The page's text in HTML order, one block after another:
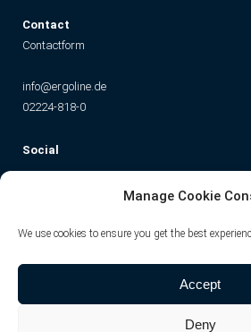
Manage Cookie
We use cookies to ensure you get the best
Accept
Deny
Contact
Contactform
info@ergoline.de
02224-818-0
Social